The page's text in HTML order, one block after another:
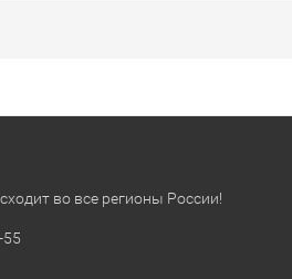
во все регионы России!